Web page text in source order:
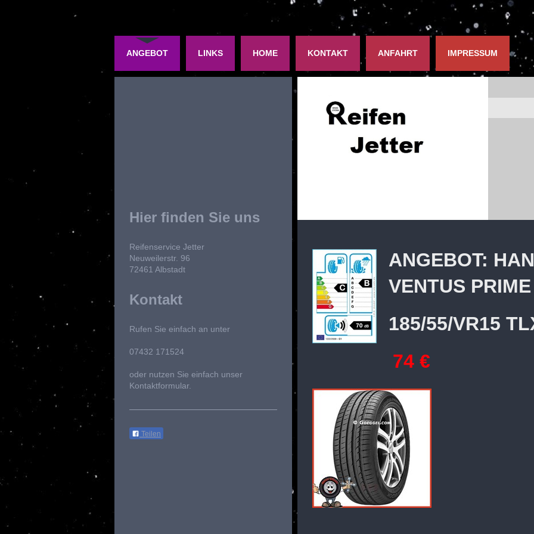
ANGEBOT LINKS HOME KONTAKT ANFAHRT IMPRESSUM
ANGEBOT:
VENTUS PRIME
185/55/VR15
74 €
Hier finden Sie uns
Reifenservice Jetter
Neuweilerstr. 96
72461 Albstadt
Kontakt
Rufen Sie einfach an unter
07432 171524
oder nutzen Sie einfach unser
Kontaktformular.
Teilen